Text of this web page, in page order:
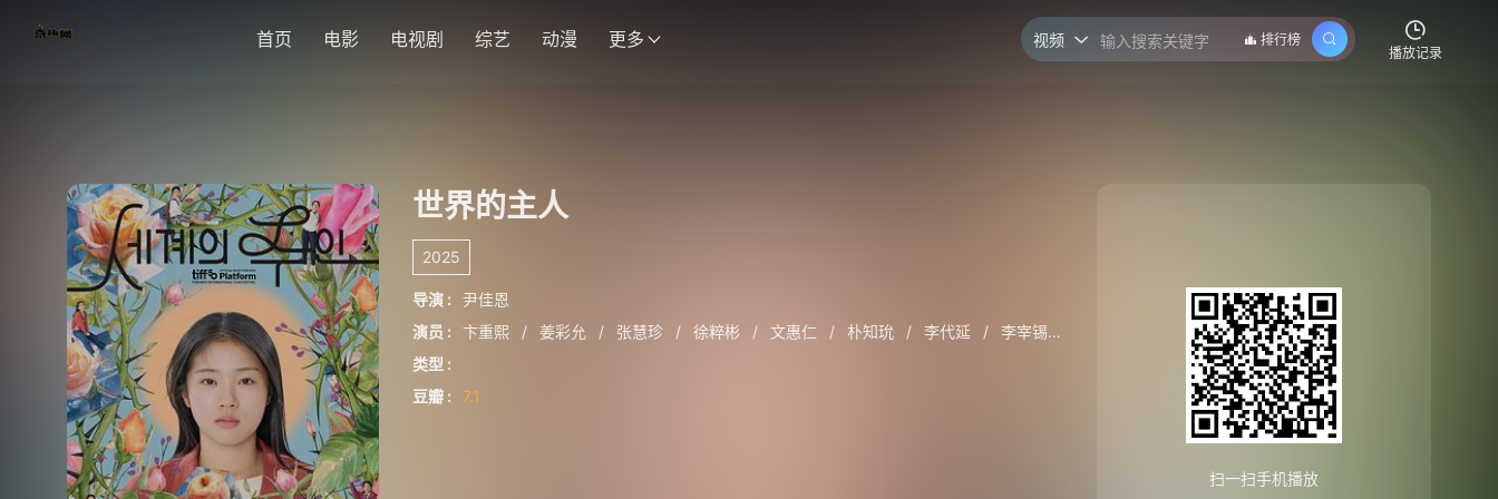
首页 电影 电视剧 综艺 动漫 更多 视频 
排行榜
播放记录
世界的主人
2025
导演 :
尹佳恩
演员 :
卞重熙 / 姜彩允 / 张慧珍 / 徐粹彬 / 文惠仁 / 朴知玧 / 李代延 / 李宰锡 林在赫 / 白贤珠 / 郑恩京
类型 :
豆瓣 :
7.1
扫一扫手机播放